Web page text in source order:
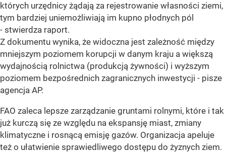
których urzędnicy żądają za rejestrowanie własności ziemi,
tym bardziej uniemożliwiają im kupno płodnych pól
- stwierdza raport.
Z dokumentu wynika, że widoczna jest zależność między
mniejszym poziomem korupcji w danym kraju a większą
wydajnością rolnictwa (produkcją żywności) i wyższym
poziomem bezpośrednich zagranicznych inwestycji - pisze
agencja AP.
FAO zaleca lepsze zarządzanie gruntami rolnymi, które i tak
już kurczą się ze względu na ekspansję miast, zmiany
klimatyczne i rosnącą emisję gazów. Organizacja apeluje
też o ułatwienie sprawiedliwego dostępu do żyznych ziem.